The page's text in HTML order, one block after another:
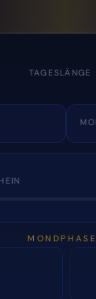
TAGESLÄNGE